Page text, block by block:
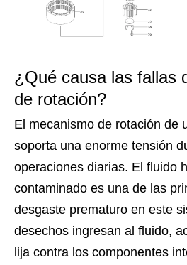
¿Qué causa las fallas
de rotación?
El mecanismo de rotación de
soporta una enorme tensión
operaciones diarias. El fluido
contaminado es una de las
desgaste prematuro en este
desechos ingresan al fluido,
lija contra los componentes